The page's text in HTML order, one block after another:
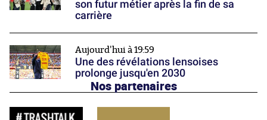
son futur métier après la fin de sa
carrière
Aujourd'hui à 19:59
Une des révélations lensoises
prolonge jusqu'en 2030
Nos partenaires